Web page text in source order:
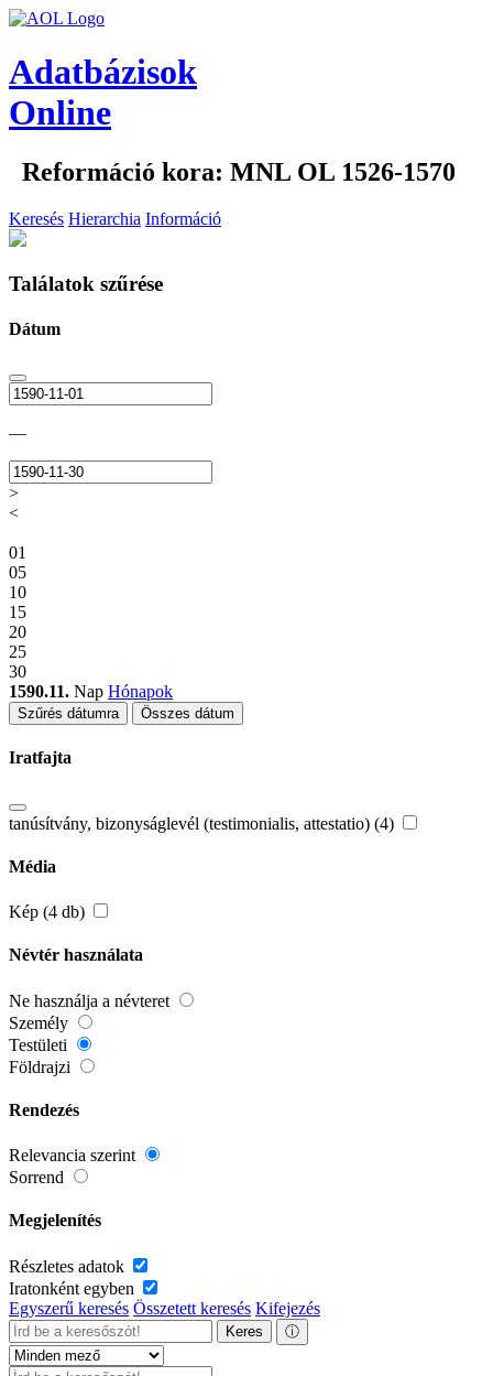
Adatbázisok
Online
Reformáció kora: MNL OL 1526-1570
Keresés Hierarchia Információ
Találatok szűrése
Dátum
—
>
<
01
05
10
15
20
25
30
1590.11. Nap Hónapok
Szűrés dátumra Összes dátum
Iratfajta
tanúsítvány, bizonyságlevél (testimonialis, attestatio) (4)
Média
Kép (4 db)
Névtér használata
Ne használja a névteret
Személy
Testületi
Földrajzi
Rendezés
Relevancia szerint
Sorrend
Megjelenítés
Részletes adatok
Iratonként egyben
Egyszerű keresés Összetett keresés Kifejezés
Keres ⓘ